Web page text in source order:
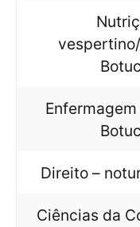
Direito –
Ciências da